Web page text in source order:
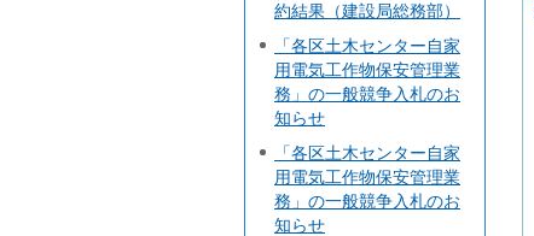
約結果（建設局総務部）
「各区土木センター自家
用電気工作物保安管理業
務」の一般競争入札のお
知らせ
「各区土木センター自家
用電気工作物保安管理業
務」の一般競争入札のお
知らせ